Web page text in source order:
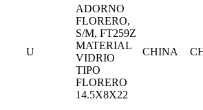
U
ADORNO
FLORERO,
S/M, FT259Z
MATERIAL
VIDRIO
TIPO
FLORERO
14.5X8X22
CHINA